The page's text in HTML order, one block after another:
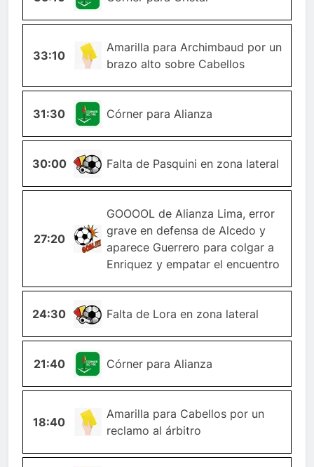
33:10
TARJETA-
AMARILLA
Amarilla para Archimbaud por un
brazo alto sobre Cabellos
31:30ESQUINACórner para Alianza
30:00 FALTA Falta de Pasquini en zona lateral
27:20 GOL
GOOOOL de Alianza Lima, error
grave en defensa de Alcedo y
aparece Guerrero para colgar a
Enriquez y empatar el encuentro
24:30 FALTA Falta de Lora en zona lateral
21:40ESQUINACórner para Alianza
18:40
TARJETA-
AMARILLA
Amarilla para Cabellos por un
reclamo al árbitro